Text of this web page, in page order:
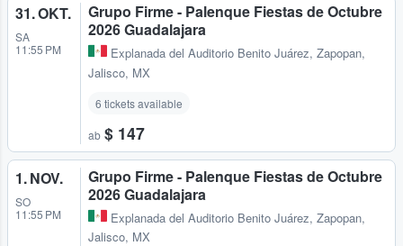
31. OKT.
SA
11:55 PM
Grupo Firme - Palenque Fiestas de Octubre
2026 Guadalajara
Explanada del Auditorio Benito Juárez, Zapopan,
Jalisco, MX
6 tickets available
ab $ 147
1. NOV.
SO
11:55 PM
Grupo Firme - Palenque Fiestas de Octubre
2026 Guadalajara
Explanada del Auditorio Benito Juárez, Zapopan,
Jalisco, MX